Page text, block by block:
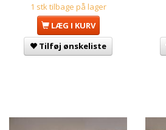
1 stk tilbage på lager
LÆG I KURV
Tilføj ønskeliste